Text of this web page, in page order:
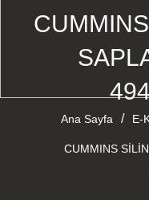
Ana Sayfa / E-
CUMMINS